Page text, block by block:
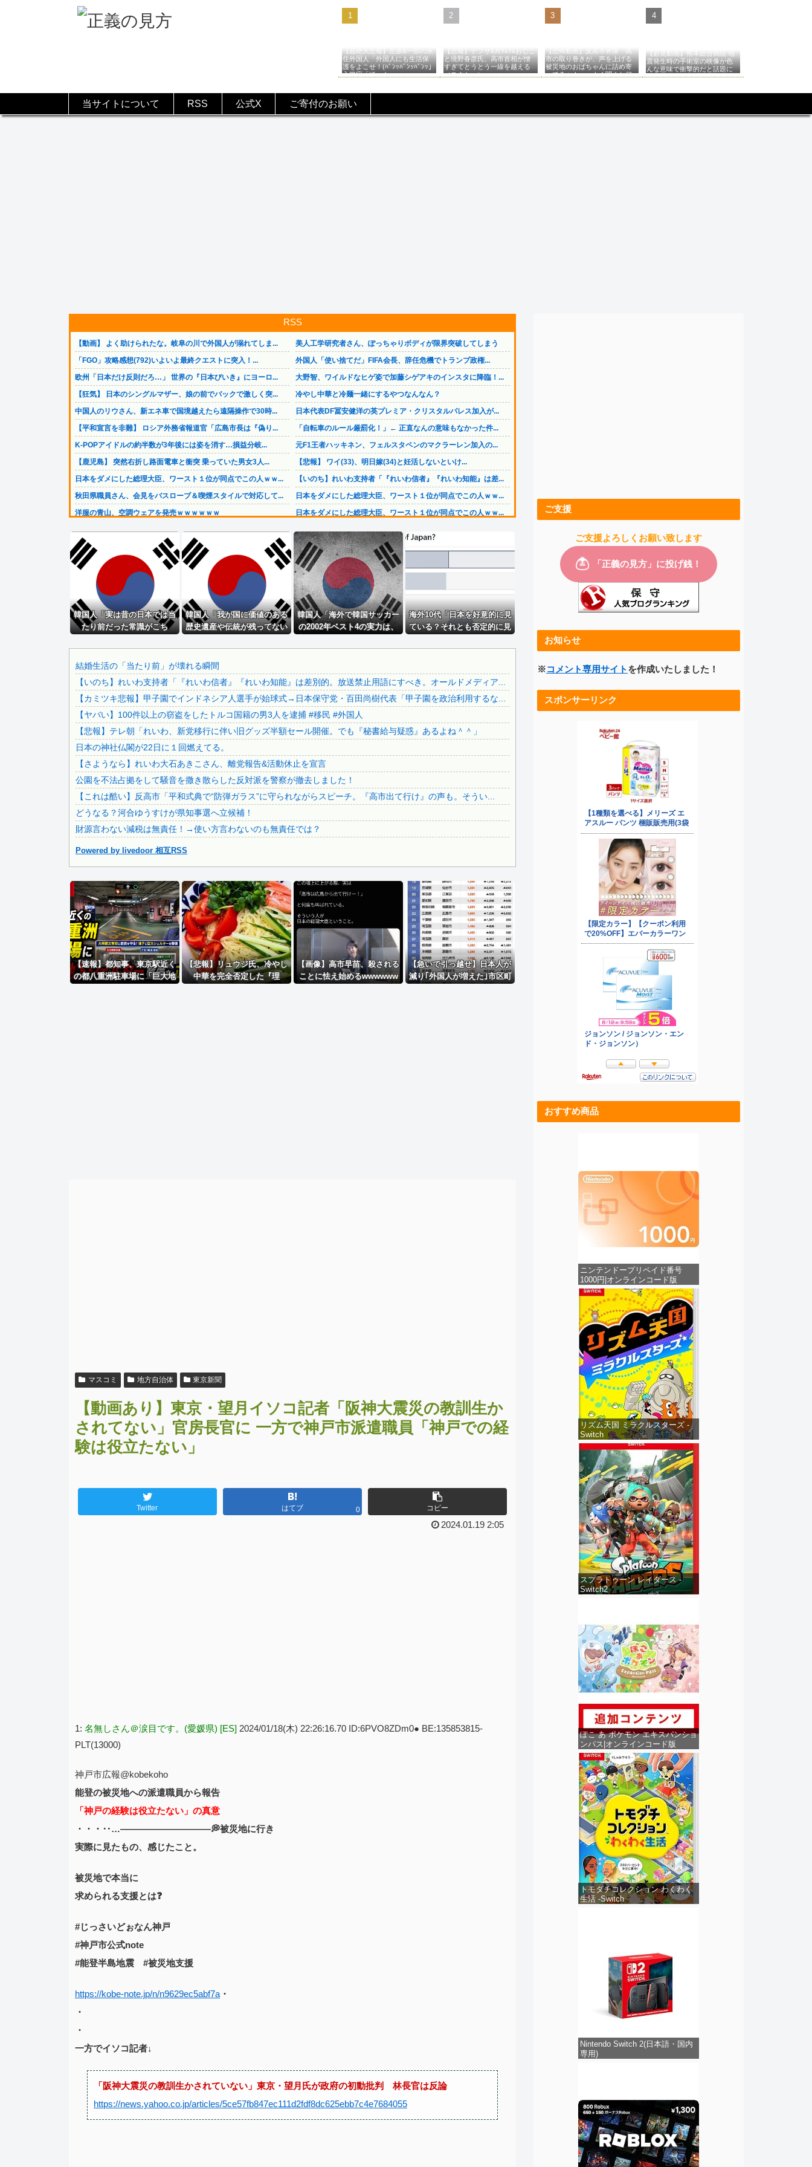
【超絶大悲報】左派&一部の永
住外国人「外国人にも生活保
護をよこせ！(ﾊﾞﾝｯﾊﾞﾝｯﾊﾞﾝｯ」
入管庁「ほーん…」→
【悲報】ナフサ6月ﾂﾑﾂﾑおじこ
と境野春彦氏、高市首相が憎
すぎてとうとう一線を越える
（スクショ）
【恐怖動画】反高市界隈「高
市の取り巻きが、声を上げる
被災地のおばちゃんに詰め寄
ってるぅ！」→よく聞くと何
【必見動画】熊本総合病院 地
震発生時の手術室の映像が色
んな意味で衝撃的だと話題に
当サイトについて RSS 公式X ご寄付のお願い
RSS
【動画】 よく助けられたな。岐阜の川で外国人が溺れてしま...
「FGO」攻略感想(792)いよいよ最終クエストに突入！...
欧州「日本だけ反則だろ…」 世界の『日本びいき』にヨーロ...
【狂気】 日本のシングルマザー、娘の前でバックで激しく突...
中国人のリウさん、新エネ車で国境越えたら遠隔操作で30時...
【平和宣言を非難】 ロシア外務省報道官「広島市長は『偽り...
K-POPアイドルの約半数が3年後には姿を消す…損益分岐...
【鹿児島】 突然右折し路面電車と衝突 乗っていた男女3人...
日本をダメにした総理大臣、ワースト１位が同点でこの人ｗｗ...
秋田県職員さん、会見をバスローブ＆喫煙スタイルで対応して...
洋服の青山、空調ウェアを発売ｗｗｗｗｗｗ
【画像】愛知の半グレ、怖すぎる→御尊顔がこちら…
【悲報】ジ・Oが急に動かなくなった
【鹿児島】突然右折し路面電車と衝突 乗っていた男女3人は...
激混みのはずの東京駅で鍵が空いているコインロッカーが散見...
【🧟】「ゾンビたばこ売人」と肩組みショット「小園海斗」...
イオン爆発事故の遺族、社長発言にブチギレ「本当のことを話...
秋田県職員さん、会見をバスローブ＆喫煙スタイルで対応して...
滝沢秀明社長、熊本入り示唆「男手が必要。時間を見つけて行...
ショートスリーパー堀大輔、高須幹弥にブチギレ
【画像】 今のクソガキ共、これを見たこと無くて渡されたら...
ジャンポケ斎藤と代理人のやりとり、「地獄すぎて完全にコン...
【画像】 日本共産党の街宣車、ほんと碌でもないな
積水ハウス「地面師に55億円騙し取られた…」ワイ「はえー...
【動画】 移民受け入れ派のパヨおば、自分の家に来られたら...
彼氏が『この車』買おうとして私とケンカになってるんだけど...
【画像】 まま「なんかプール入ってたら学生にめっちゃ見ら...
美人工学研究者さん、ぽっちゃりボディが限界突破してしまう
外国人「使い捨てだ」FIFA会長、辞任危機でトランプ政権...
大野智、ワイルドなヒゲ姿で加藤シゲアキのインスタに降臨！...
冷やし中華と冷麺一緒にするやつなんなん？
日本代表DF冨安健洋の英プレミア・クリスタルパレス加入が...
「自転車のルール厳罰化！」← 正直なんの意味もなかった件...
元F1王者ハッキネン、フェルスタペンのマクラーレン加入の...
【悲報】 ワイ(33)、明日嫁(34)と妊活しないといけ...
【いのち】れいわ支持者「『れいわ信者』『れいわ知能』は差...
日本をダメにした総理大臣、ワースト１位が同点でこの人ｗｗ...
日本をダメにした総理大臣、ワースト１位が同点でこの人ｗｗ...
【画像】 今のクソガキ共、これを見たこと無くて渡されたら...
ジャンポケ斎藤と代理人のやりとり、「地獄すぎて完全にコン...
【画像】 日本共産党の街宣車、ほんと碌でもないな
積水ハウス「地面師に55億円騙し取られた…」ワイ「はえー...
【画像】 今のクソガキ共、これを見たこと無くて渡されたら...
彼氏が『この車』買おうとして私とケンカになってるんだけど...
【悲報】 ケンコバがコロナの特殊すぎる後遺症に苦しんでい...
【カミツキ悲報】甲子園でインドネシア人選手が始球式→日本...
【悲報】テレ朝「れいわ、新党移行に伴い旧グッズ半額セール...
日本の神社仏閣が22日に１回燃えてる。
【さようなら】れいわ大石あきこさん、離党報告&活動休止を...
公園を不法占拠をして騒音を撒き散らした反対派を警察が撤去...
財源言わない減税は無責任！→使い方言わないのも無責任では...
日本旅行キャンセルすべきか…1万年ぶり史上最大級の火山の...
無気力な韓国代表、オーストリアにも0-1で敗北…3月のA...
韓国代表、コートジボワールに0対4で完敗＝韓国の反応
Powered by livedoor 相互RSS
韓国人「実は昔の日本では当
たり前だった常識がこち
韓国人「我が国に価値のある
歴史遺産や伝統が残ってない
韓国人「海外で韓国サッカー
の2002年ベスト4の実力は、
てるんだ…？（ﾌﾞﾙﾌﾞﾙ」＝韓
海外10代「日本を好意的に見
ている？それとも否定的に見
結婚生活の「当たり前」が壊れる瞬間
【いのち】れいわ支持者「『れいわ信者』『れいわ知能』は差別的。放送禁止用語にすべき。オールドメディア...
【カミツキ悲報】甲子園でインドネシア人選手が始球式→日本保守党・百田尚樹代表「甲子園を政治利用するな...
【ヤバい】100件以上の窃盗をしたトルコ国籍の男3人を逮捕 #移民 #外国人
【悲報】テレ朝「れいわ、新党移行に伴い旧グッズ半額セール開催。でも『秘書給与疑惑』あるよね＾＾」
日本の神社仏閣が22日に１回燃えてる。
【さようなら】れいわ大石あきこさん、離党報告&活動休止を宣言
公園を不法占拠をして騒音を撒き散らした反対派を警察が撤去しました！
【これは酷い】反高市「平和式典で“防弾ガラス”に守られながらスピーチ。『高市出て行け』の声も。そうい...
どうなる？河合ゆうすけが県知事選へ立候補！
財源言わない減税は無責任！→使い方言わないのも無責任では？
Powered by livedoor 相互RSS
【速報】都知事、東京駅近く
の都八重洲駐車場に「巨大地
【悲報】リュウジ氏、冷やし
中華を完全否定した『理
【画像】高市早苗、殺される
ことに怯え始めるwwwwww
【急いで引っ越せ】日本人が
減り｢外国人が増えた｣市区町
マスコミ 地方自治体 東京新聞
【動画あり】東京・望月イソコ記者「阪神大震災の教訓生か
されてない」官房長官に 一方で神戸市派遣職員「神戸での経
験は役立たない」
Twitter はてブ 0 コピー
2024.01.19 2:05
1: 名無しさん＠涙目です。(愛媛県) [ES] 2024/01/18(木) 22:26:16.70 ID:6PVO8ZDm0● BE:135853815-
PLT(13000)
神戸市広報@kobekoho
能登の被災地への派遣職員から報告
「神戸の経験は役立たない」の真意
・・・‥…——————————💭被災地に行き
実際に見たもの、感じたこと。
被災地で本当に
求められる支援とは❓
#じっさいどぉなん神戸
#神戸市公式note
#能登半島地震 #被災地支援
https://kobe-note.jp/n/n9629ec5abf7a ・
・
・
一方でイソコ記者↓
「阪神大震災の教訓生かされていない」東京・望月氏が政府の初動批判 林長官は反論
https://news.yahoo.co.jp/articles/5ce57fb847ec111d2fdf8dc625ebb7c4e7684055
ご支援
ご支援よろしくお願い致します
お知らせ
※コメント専用サイト を作成いたしました！
スポンサーリンク
おすすめ商品
ニンテンドープリペイド番号
1000円|オンラインコード版
リズム天国 ミラクルスターズ -
Switch
スプラトゥーン レイダース -
Switch2
ぽこ あ ポケモン エキスパンショ
ンパス|オンラインコード版
トモダチコレクション わくわく
生活 -Switch
Nintendo Switch 2(日本語・国内
専用)